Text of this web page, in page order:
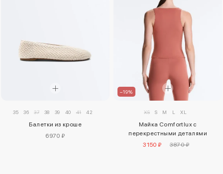
35 36 37 38 39 40 41 42
Балетки из кроше
6970 ₽
–19%
XS S M L XL
Майка Comfortlux с
перекрестными деталями
3150 ₽
3870 ₽